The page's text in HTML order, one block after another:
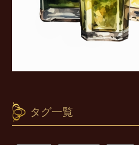
タグ一覧